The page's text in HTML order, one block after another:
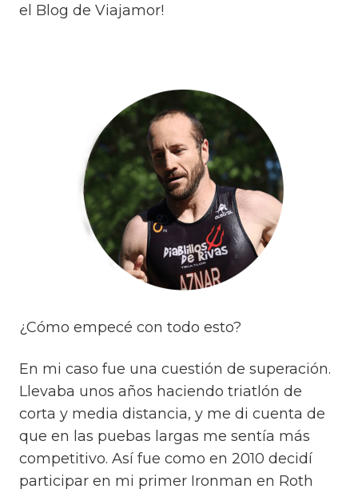
el Blog de Viajamor!
¿Cómo empecé con todo esto?
En mi caso fue una cuestión de superación.
Llevaba unos años haciendo triatlón de
corta y media distancia, y me di cuenta de
que en las puebas largas me sentía más
competitivo. Así fue como en 2010 decidí
participar en mi primer Ironman en Roth